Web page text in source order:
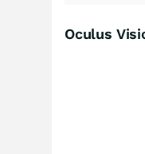
Oculus